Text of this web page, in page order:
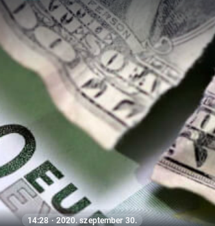
14:28 · 2020. szeptember 30.